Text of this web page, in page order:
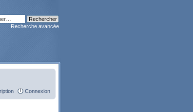
Recherche avancée
Connexion